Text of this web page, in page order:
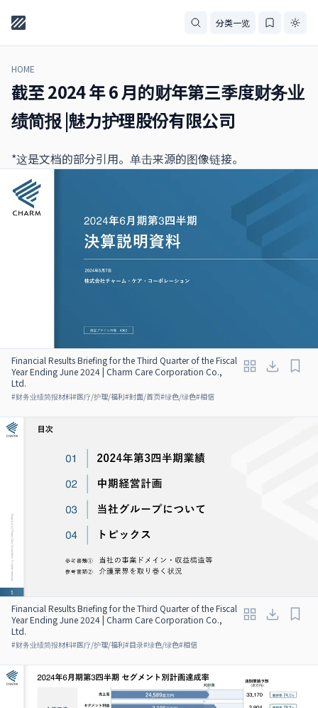
分类一览
HOME
截至 2024 年 6 月的财年第三季度财务业
绩简报 |魅力护理股份有限公司
*这是文档的部分引用。单击来源的图像链接。
Financial Results Briefing for the Third Quarter of the Fiscal
Year Ending June 2024 | Charm Care Corporation Co.,
Ltd.
#财务业绩简报材料#医疗/护理/福利#封面/首页#绿色/绿色#相信
Financial Results Briefing for the Third Quarter of the Fiscal
Year Ending June 2024 | Charm Care Corporation Co.,
Ltd.
#财务业绩简报材料#医疗/护理/福利#目录#绿色/绿色#相信